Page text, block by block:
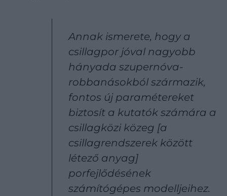
Annak ismerete, hogy a
csillagpor jóval nagyobb
hányada szupernóva-
robbanásokból származik,
fontos új paramétereket
biztosít a kutatók számára a
csillagközi közeg [a
csillagrendszerek között
létező anyag]
porfejlődésének
számítógépes modelljeihez.